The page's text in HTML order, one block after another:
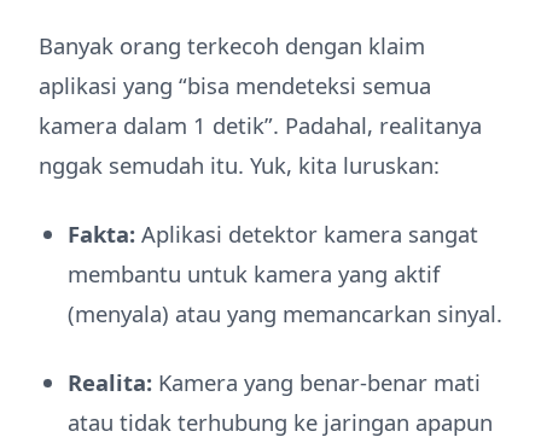
Banyak orang terkecoh dengan klaim
aplikasi yang “bisa mendeteksi semua
kamera dalam 1 detik”. Padahal, realitanya
nggak semudah itu. Yuk, kita luruskan:
Fakta: Aplikasi detektor kamera sangat
membantu untuk kamera yang aktif
(menyala) atau yang memancarkan sinyal.
Realita: Kamera yang benar-benar mati
atau tidak terhubung ke jaringan apapun